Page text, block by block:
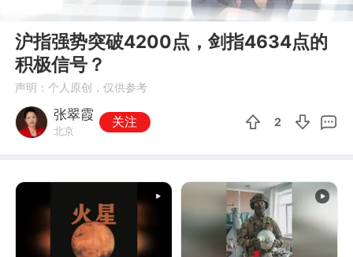
31:29
沪指强势突破4200点，剑指4634点的
积极信号？
声明：个人原创，仅供参考
张翠霞
北京
关注 2